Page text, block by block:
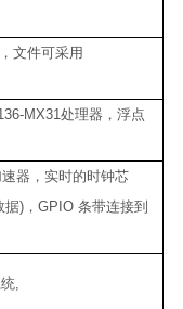
文件可采用
MX31处理器，浮点
速器，实时的时钟芯
据)， GPIO 条带连接到